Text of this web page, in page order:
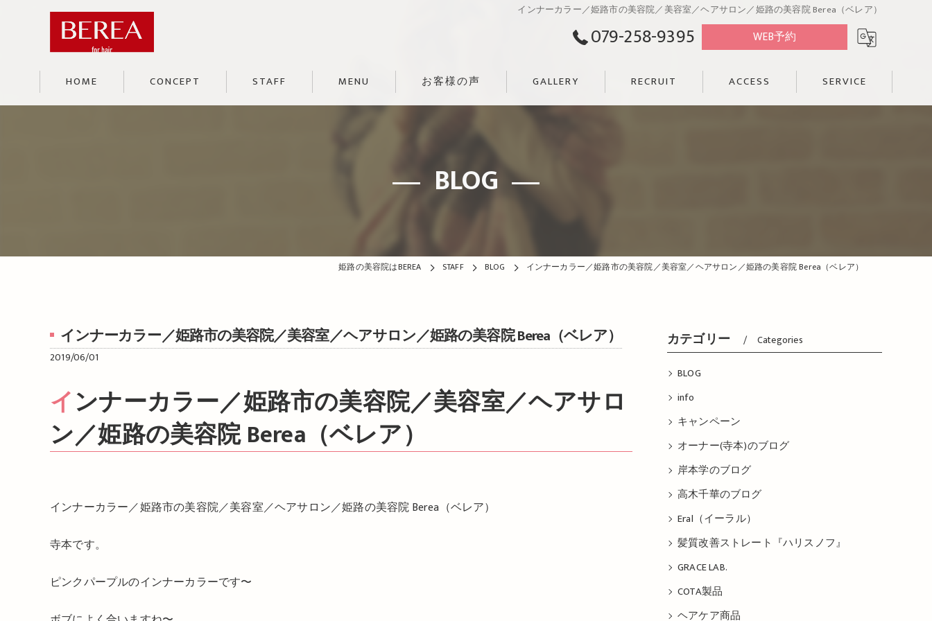
インナーカラー／姫路市の美容院／美容室／ヘアサロン／姫路の美容院 Berea（ベレア）
079-258-9395 WEB予約
HOME CONCEPT STAFF MENU お客様の声 GALLERY RECRUIT ACCESS SERVICE
BLOG
姫路の美容院はBEREA STAFF BLOG インナーカラー／姫路市の美容院／美容室／ヘアサロン／姫路の美容院 Berea（ベレア）
インナーカラー／姫路市の美容院／美容室／ヘアサロン／姫路の美容院 Berea（ベレア）
2019/06/01
インナーカラー／姫路市の美容院／美容室／ヘアサロ
ン／姫路の美容院 Berea（ベレア）
インナーカラー／姫路市の美容院／美容室／ヘアサロン／姫路の美容院 Berea（ベレア）
寺本です。
ピンクパープルのインナーカラーです〜
カテゴリー Categories
BLOG
info
キャンペーン
オーナー(寺本)のブログ
岸本学のブログ
高木千華のブログ
Eral（イーラル）
髪質改善ストレート『ハリスノフ』
GRACE LAB.
COTA製品
ヘアケア商品